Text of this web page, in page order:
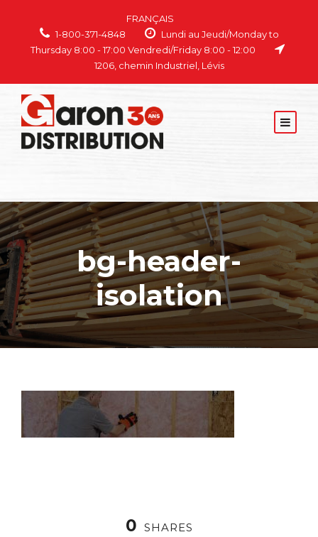
FRANÇAIS
1-800-371-4848
Lundi au Jeudi/Monday to
Thursday 8:00 - 17:00 Vendredi/Friday 8:00 - 12:00
1206, chemin Industriel, Lévis
bg-header-
isolation
0 SHARES